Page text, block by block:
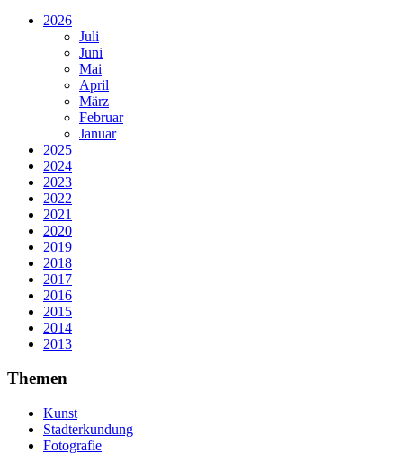
2026
Juli
Juni
Mai
April
März
Februar
Januar
2025
2024
2023
2022
2021
2020
2019
2018
2017
2016
2015
2014
2013
Themen
Kunst
Stadterkundung
Fotografie